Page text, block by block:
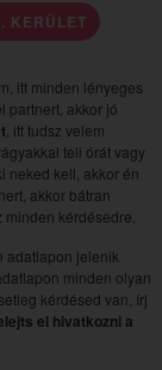
KERÜLET
itt minden lényeges
partnert, akkor jó
, itt tudsz velem
teli órát vagy
neked kell, akkor én
akkor bátran
kérdésedre.
adatlapon jelenik
minden olyan
kérdésed van, írj
el hivatkozni a